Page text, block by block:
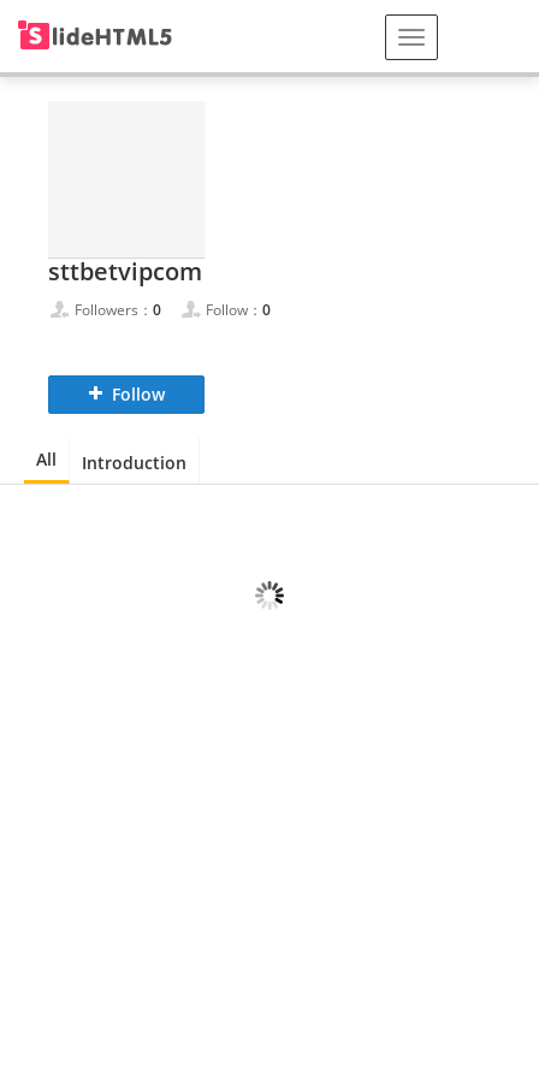
sttbetvipcom
Followers： 0 Follow： 0
Follow
All Introduction